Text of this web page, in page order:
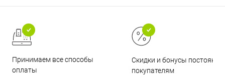
Принимаем все способы
оплаты
Скидки и бонусы
покупателям